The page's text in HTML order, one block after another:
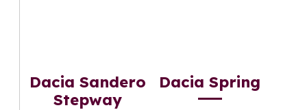
Dacia Sandero
Stepway
Dacia Spring